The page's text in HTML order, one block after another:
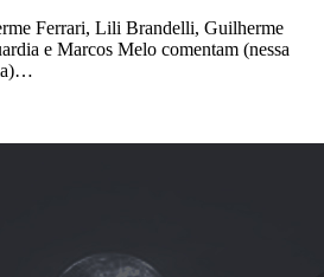
Ferrari, Lili Brandelli, Guilherme
e Marcos Melo comentam (nessa